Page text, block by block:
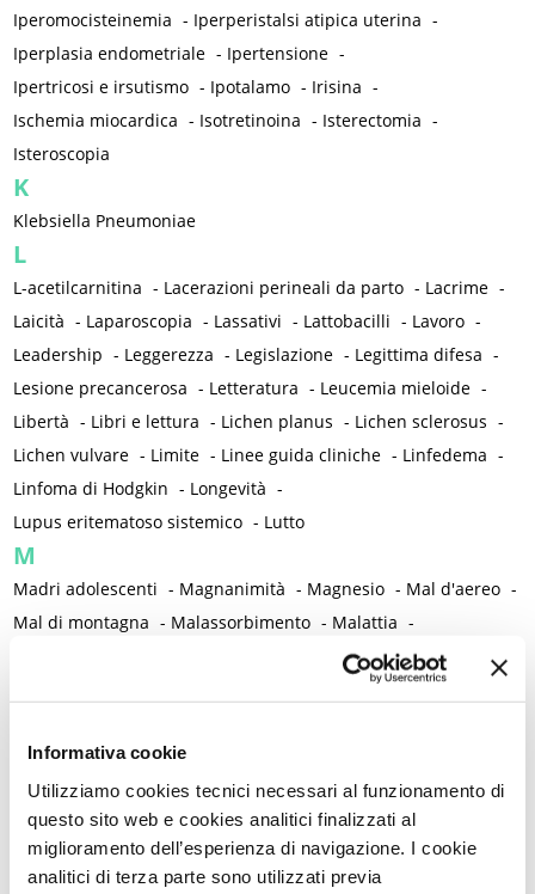
Informativa cookie
Utilizziamo cookies tecnici necessari al funzionamento di
questo sito web e cookies analitici finalizzati al
miglioramento dell’esperienza di navigazione. I cookie
analitici di terza parte sono utilizzati previa
Iperomocisteinemia - Iperperistalsi atipica uterina -
Iperplasia endometriale - Ipertensione -
Ipertricosi e irsutismo - Ipotalamo - Irisina -
Ischemia miocardica - Isotretinoina - Isterectomia -
Isteroscopia
K
Klebsiella Pneumoniae
L
L-acetilcarnitina - Lacerazioni perineali da parto - Lacrime -
Laicità - Laparoscopia - Lassativi - Lattobacilli - Lavoro -
Leadership - Leggerezza - Legislazione - Legittima difesa -
Lesione precancerosa - Letteratura - Leucemia mieloide -
Libertà - Libri e lettura - Lichen planus - Lichen sclerosus -
Lichen vulvare - Limite - Linee guida cliniche - Linfedema -
Linfoma di Hodgkin - Longevità -
Lupus eritematoso sistemico - Lutto
M
Madri adolescenti - Magnanimità - Magnesio - Mal d'aereo -
Mal di montagna - Malassorbimento - Malattia -
Malattia mentale -
Malattie cromosomiche -
Malattie neurologiche
Malattie sessualmente trasmesse -Male -Malformazioni -
Malinconia - Martirio -Mascherina e distanziamento sociale
Massaggio -Mastectomia profilattica bilaterale -Mastociti